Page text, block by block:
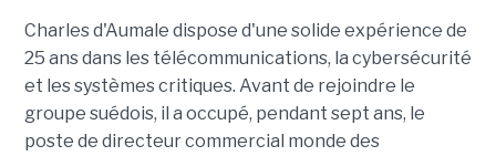
Charles d'Aumale dispose d'une solide expérience de
25 ans dans les télécommunications, la cybersécurité
et les systèmes critiques. Avant de rejoindre le
groupe suédois, il a occupé, pendant sept ans, le
poste de directeur commercial monde des